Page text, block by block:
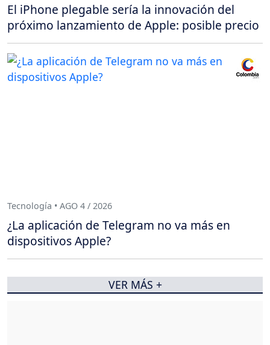
El iPhone plegable sería la innovación del
próximo lanzamiento de Apple: posible precio
Tecnología • AGO 4 / 2026
¿La aplicación de Telegram no va más en
dispositivos Apple?
VER MÁS +